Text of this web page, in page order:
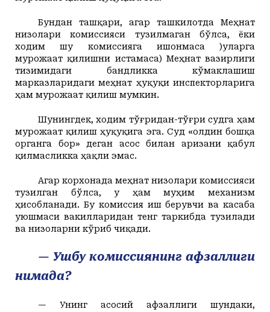
Бундан ташқари, агар ташкилотда Меҳнат
низолари комиссияси тузилмаган бўлса, ёки
ходим шу комиссияга ишонмаса )уларга
мурожаат қилишни истамаса) Меҳнат вазирлиги
тизимидаги бандликка кўмаклашиш
марказларидаги меҳнат ҳуқуқи инспекторларига
ҳам мурожаат қилиш мумкин.
Шунингдек, ходим тўғридан-тўғри судга ҳам
мурожаат қилиш ҳуқуқига эга. Суд «олдин бошқа
органга бор» деган асос билан аризани қабул
қилмасликка ҳақли эмас.
Агар корхонада меҳнат низолари комиссияси
тузилган бўлса, у ҳам муҳим механизм
ҳисобланади. Бу комиссия иш берувчи ва касаба
уюшмаси вакилларидан тенг таркибда тузилади
ва низоларни кўриб чиқади.
— Ушбу комиссиянинг афзаллиги
нимада?
— Унинг асосий афзаллиги шундаки,